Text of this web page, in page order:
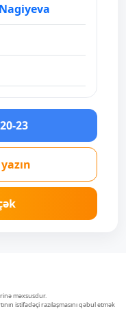
23
məxsusdur.
istifadəçi razılaşmasını qəbul etmək